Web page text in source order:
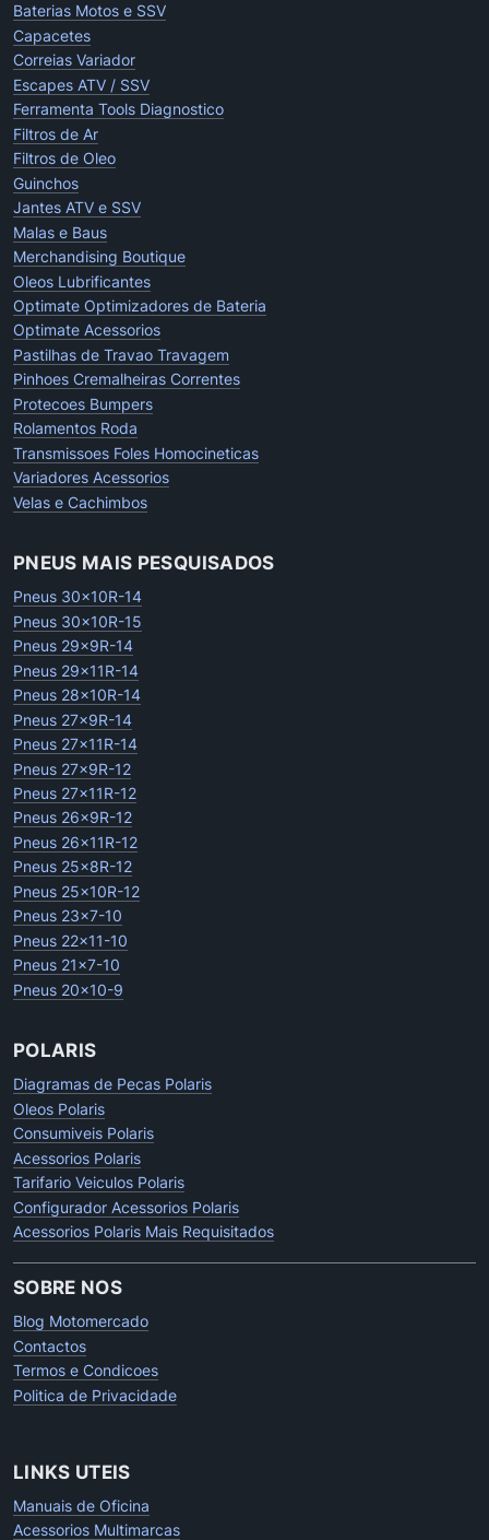
Baterias Motos e SSV
Capacetes
Correias Variador
Escapes ATV / SSV
Ferramenta Tools Diagnostico
Filtros de Ar
Filtros de Oleo
Guinchos
Jantes ATV e SSV
Malas e Baus
Merchandising Boutique
Oleos Lubrificantes
Optimate Optimizadores de Bateria
Optimate Acessorios
Pastilhas de Travao Travagem
Pinhoes Cremalheiras Correntes
Protecoes Bumpers
Rolamentos Roda
Transmissoes Foles Homocineticas
Variadores Acessorios
Velas e Cachimbos
PNEUS MAIS PESQUISADOS
Pneus 30x10R-14
Pneus 30x10R-15
Pneus 29x9R-14
Pneus 29x11R-14
Pneus 28x10R-14
Pneus 27x9R-14
Pneus 27x11R-14
Pneus 27x9R-12
Pneus 27x11R-12
Pneus 26x9R-12
Pneus 26x11R-12
Pneus 25x8R-12
Pneus 25x10R-12
Pneus 23x7-10
Pneus 22x11-10
Pneus 21x7-10
Pneus 20x10-9
POLARIS
Diagramas de Pecas Polaris
Oleos Polaris
Consumiveis Polaris
Acessorios Polaris
Tarifario Veiculos Polaris
Configurador Acessorios Polaris
Acessorios Polaris Mais Requisitados
SOBRE NOS
Blog Motomercado
Contactos
Termos e Condicoes
Politica de Privacidade
LINKS UTEIS
Manuais de Oficina
Acessorios Multimarcas